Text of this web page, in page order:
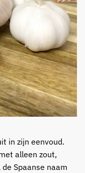
in zijn eenvoud.
alleen zout,
Spaanse naam